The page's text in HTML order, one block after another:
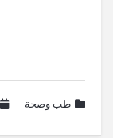
طب وصحة